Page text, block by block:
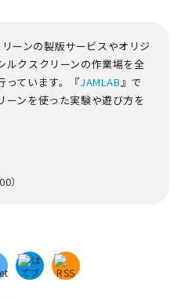
ーンの製版サービスやオリジ
ルクスクリーンの作業場を全
っています。『JAMLAB』で
ーンを使った実験や遊び方を
）